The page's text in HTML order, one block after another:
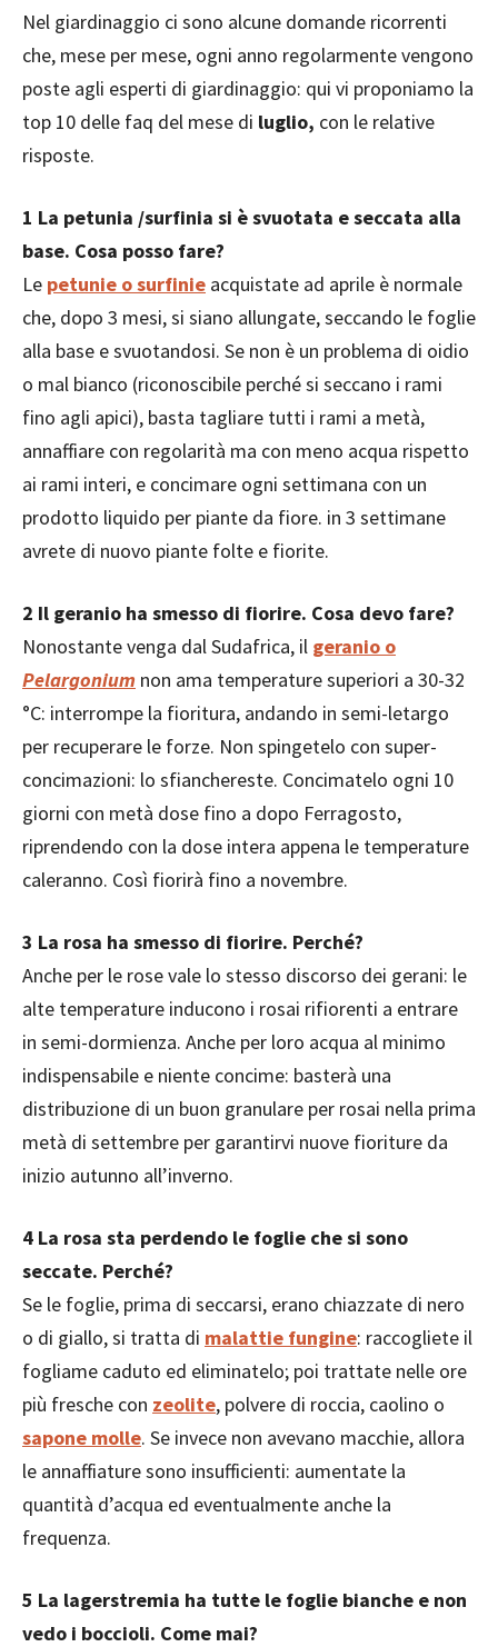
Nel giardinaggio ci sono alcune domande ricorrenti
che, mese per mese, ogni anno regolarmente vengono
poste agli esperti di giardinaggio: qui vi proponiamo la
top 10 delle faq del mese di luglio, con le relative
risposte.
1 La petunia /surfinia si è svuotata e seccata alla
base. Cosa posso fare?
Le petunie o surfinie acquistate ad aprile è normale
che, dopo 3 mesi, si siano allungate, seccando le foglie
alla base e svuotandosi. Se non è un problema di oidio
o mal bianco (riconoscibile perché si seccano i rami
fino agli apici), basta tagliare tutti i rami a metà,
annaffiare con regolarità ma con meno acqua rispetto
ai rami interi, e concimare ogni settimana con un
prodotto liquido per piante da fiore. in 3 settimane
avrete di nuovo piante folte e fiorite.
2 Il geranio ha smesso di fiorire. Cosa devo fare?
Nonostante venga dal Sudafrica, il geranio o
Pelargonium non ama temperature superiori a 30-32
°C: interrompe la fioritura, andando in semi-letargo
per recuperare le forze. Non spingetelo con super-
concimazioni: lo sfianchereste. Concimatelo ogni 10
giorni con metà dose fino a dopo Ferragosto,
riprendendo con la dose intera appena le temperature
caleranno. Così fiorirà fino a novembre.
3 La rosa ha smesso di fiorire. Perché?
Anche per le rose vale lo stesso discorso dei gerani: le
alte temperature inducono i rosai rifiorenti a entrare
in semi-dormienza. Anche per loro acqua al minimo
indispensabile e niente concime: basterà una
distribuzione di un buon granulare per rosai nella prima
metà di settembre per garantirvi nuove fioriture da
inizio autunno all’inverno.
4 La rosa sta perdendo le foglie che si sono
seccate. Perché?
Se le foglie, prima di seccarsi, erano chiazzate di nero
o di giallo, si tratta di malattie fungine: raccogliete il
fogliame caduto ed eliminatelo; poi trattate nelle ore
più fresche con zeolite, polvere di roccia, caolino o
sapone molle. Se invece non avevano macchie, allora
le annaffiature sono insufficienti: aumentate la
quantità d’acqua ed eventualmente anche la
frequenza.
5 La lagerstremia ha tutte le foglie bianche e non
vedo i boccioli. Come mai?